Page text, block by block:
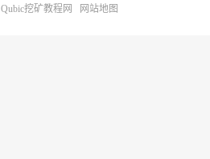
Qubic挖矿教程网 网站地图